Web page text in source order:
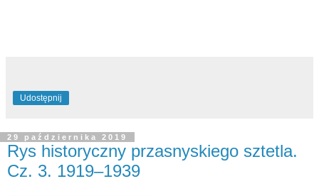
Udostępnij
29 października 2019
Rys historyczny przasnyskiego sztetla.
Cz. 3. 1919–1939